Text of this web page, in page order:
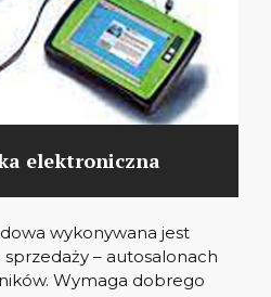
elektroniczna
wykonywana jest
– autosalonach
Wymaga dobrego